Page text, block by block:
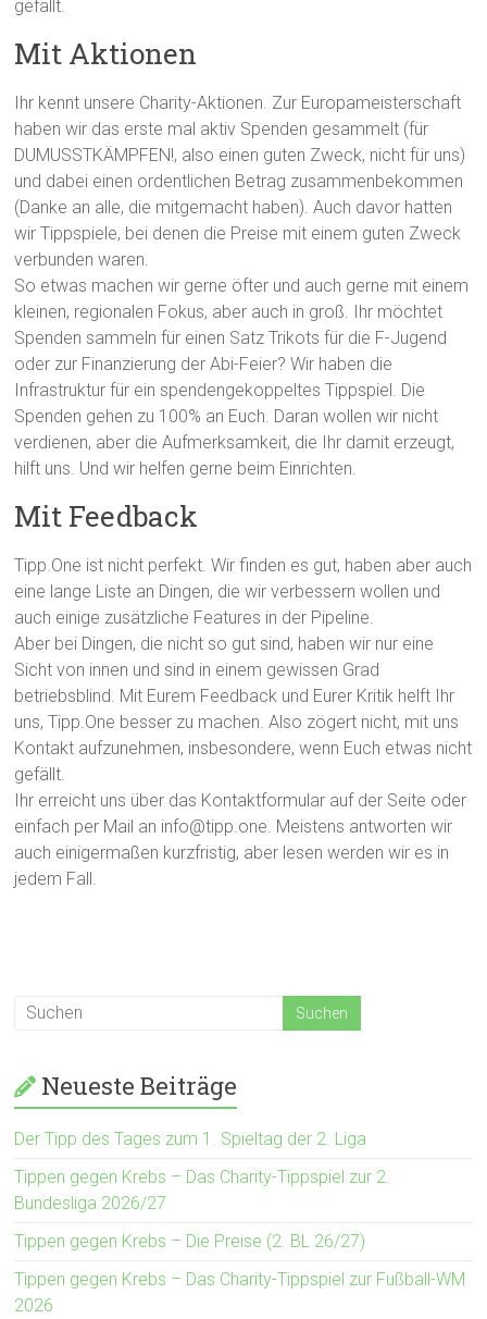
gefällt.
Mit Aktionen
Ihr kennt unsere Charity-Aktionen. Zur Europameisterschaft
haben wir das erste mal aktiv Spenden gesammelt (für
DUMUSSTKÄMPFEN!, also einen guten Zweck, nicht für uns)
und dabei einen ordentlichen Betrag zusammenbekommen
(Danke an alle, die mitgemacht haben). Auch davor hatten
wir Tippspiele, bei denen die Preise mit einem guten Zweck
verbunden waren.
So etwas machen wir gerne öfter und auch gerne mit einem
kleinen, regionalen Fokus, aber auch in groß. Ihr möchtet
Spenden sammeln für einen Satz Trikots für die F-Jugend
oder zur Finanzierung der Abi-Feier? Wir haben die
Infrastruktur für ein spendengekoppeltes Tippspiel. Die
Spenden gehen zu 100% an Euch. Daran wollen wir nicht
verdienen, aber die Aufmerksamkeit, die Ihr damit erzeugt,
hilft uns. Und wir helfen gerne beim Einrichten.
Mit Feedback
Tipp.One ist nicht perfekt. Wir finden es gut, haben aber auch
eine lange Liste an Dingen, die wir verbessern wollen und
auch einige zusätzliche Features in der Pipeline.
Aber bei Dingen, die nicht so gut sind, haben wir nur eine
Sicht von innen und sind in einem gewissen Grad
betriebsblind. Mit Eurem Feedback und Eurer Kritik helft Ihr
uns, Tipp.One besser zu machen. Also zögert nicht, mit uns
Kontakt aufzunehmen, insbesondere, wenn Euch etwas nicht
gefällt.
Ihr erreicht uns über das Kontaktformular auf der Seite oder
einfach per Mail an info@tipp.one. Meistens antworten wir
auch einigermaßen kurzfristig, aber lesen werden wir es in
jedem Fall.
Neueste Beiträge
Der Tipp des Tages zum 1. Spieltag der 2. Liga
Tippen gegen Krebs – Das Charity-Tippspiel zur 2.
Bundesliga 2026/27
Tippen gegen Krebs – Die Preise (2. BL 26/27)
Tippen gegen Krebs – Das Charity-Tippspiel zur Fußball-WM
2026